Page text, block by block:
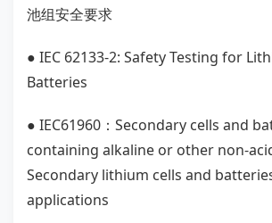
池组安全要求
● IEC 62133-2: Safety Testing for
Batteries
● IEC61960：Secondary cells and
containing alkaline or other non-
Secondary lithium cells and
applications